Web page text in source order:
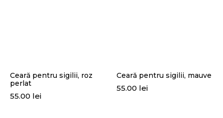
Ceară pentru sigilii, roz
perlat
55.00 lei
Ceară pentru sigilii, mauve
55.00 lei